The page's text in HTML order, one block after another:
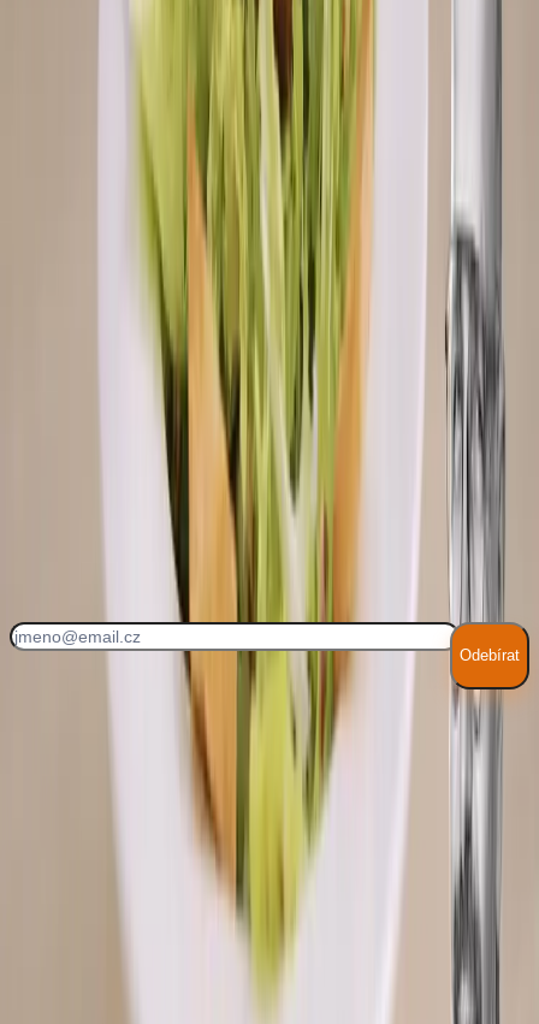
Housku pokrájejte na tenké plátky o tloušťce asi 2 mm a opečte v
troubě na funkci gril. Jakmile začnou plátky zlátnout, vyjměte je z
Každý Sedlčanský Hermelín zabalte do 2 plátků šunky. V pánvi
rozehřejte olej a obalený sýr v něm zvolna opečte dozlatova, zhruba
3 minuty z každé strany.
Spustit časovač (3 min)
Hotový sýr mírně opepřete a servírujte s otoustovanými plátky
Každý týden nové recepty!
Odebírat
Hodnocení receptu